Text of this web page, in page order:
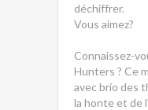
déchiffrer.
Vous aimez?
Connaissez-
Hunters ? Ce
avec brio des
la honte et de